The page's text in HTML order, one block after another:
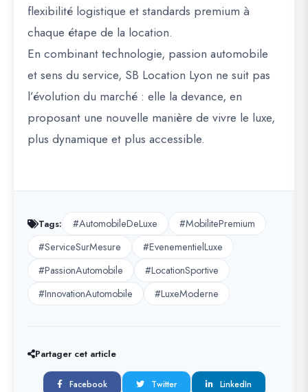
flexibilité logistique et standards premium à
chaque étape de la location.
En combinant technologie, passion automobile
et sens du service, SB Location Lyon ne suit pas
l’évolution du marché : elle la devance, en
proposant une nouvelle manière de vivre le luxe,
plus dynamique et plus accessible.
Tags: #AutomobileDeLuxe
#MobilitePremium
#ServiceSurMesure
#EvenementielLuxe
#PassionAutomobile
#LocationSportive
#InnovationAutomobile
#LuxeModerne
Partager cet article
Facebook Twitter LinkedIn